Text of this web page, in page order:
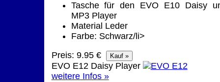
Tasche für den EVO E10 Daisy
MP3 Player
Material Leder
Farbe: Schwarz/li>
Preis: 9.95 €
EVO E12 Daisy Player
weitere Infos »